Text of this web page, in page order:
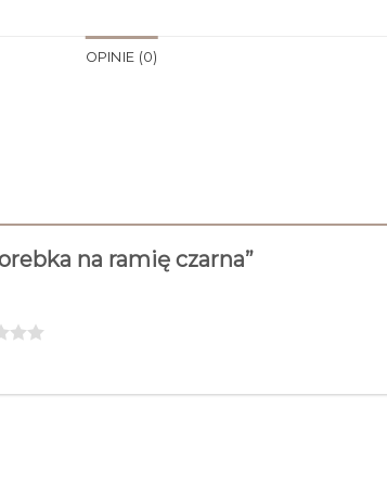
OPINIE (0)
na ramię czarna”